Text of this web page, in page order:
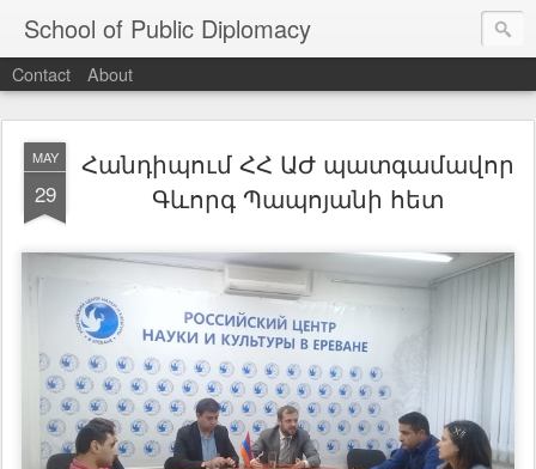
School of Public Diplomacy
Contact About
MAY
29
Հանդիպում ՀՀ ԱԺ պատգամավոր
Գևորգ Պապոյանի հետ